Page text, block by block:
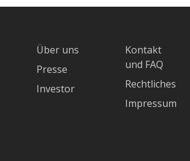
Über uns
Presse
Investor
Kontakt
und FAQ
Rechtliches
Impressum